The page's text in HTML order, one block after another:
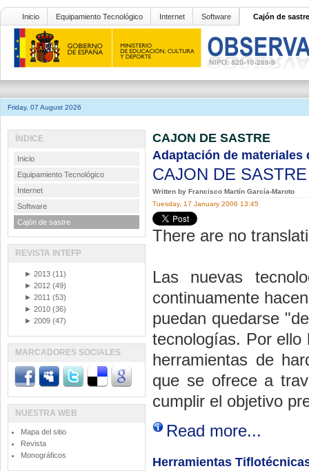
Inicio Equipamiento Tecnológico Internet Software Cajón de sastre
Friday, 07 August 2026
CAJON DE SASTRE
Adaptación de
CAJON DE
Written by Francisco Martín García-Maroto
Tuesday, 17 January 2006 13:45
There are no
Las nuevas
continuamente
puedan quedarse
tecnologías. Por ello
herramientas de
que se ofrece a
cumplir el objetivo
Read more...
Herramientas
ÍNDICE
Inicio
Equipamiento Tecnológico
Internet
Software
Cajón de sastre
REVISTA INTEFP
► 2013 (11)
► 2012 (49)
► 2011 (53)
► 2010 (36)
► 2009 (47)
MARCADORES SOCIALES
NUESTRA WEB
Mapa del sitio
Revista
Monográficos